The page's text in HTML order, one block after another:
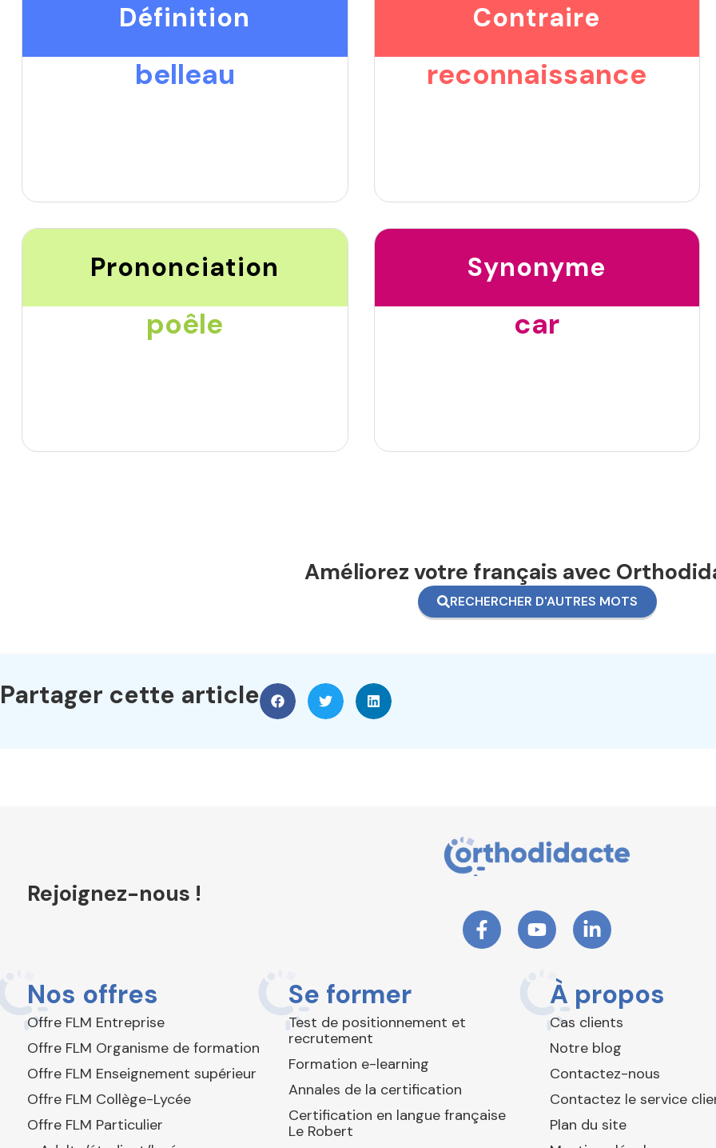
Définition
belleau
Contraire
reconnaissance
Prononciation
poêle
Synonyme
car
Améliorez votre français avec
RECHERCHER D'AUTRES MOTS
Partager cette article
Rejoignez-nous !
Nos offres
Offre FLM Entreprise
Offre FLM Organisme de formation
Offre FLM Enseignement supérieur
Offre FLM Collège-Lycée
Offre FLM Particulier
Se former
Test de positionnement et
recrutement
Formation e-learning
Annales de la certification
Certification en langue française
Le Robert
À propos
Cas clients
Notre blog
Contactez-nous
Contactez le service
Plan du site